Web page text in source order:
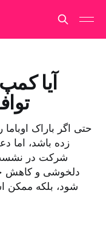
آیا
حتی اگر باراک
زده باشد، اما
شرکت در
دلخوشی و کاهش
شود، بلکه ممکن